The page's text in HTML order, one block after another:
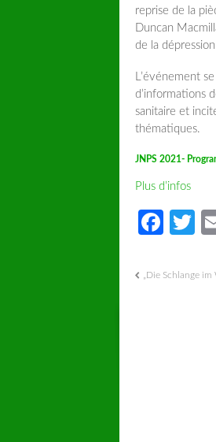
reprise de la
Duncan
de la
L’événement
d’informations
sanitaire et
thématiques.
JNPS 2021-
Plus d’infos
„Die Schlange